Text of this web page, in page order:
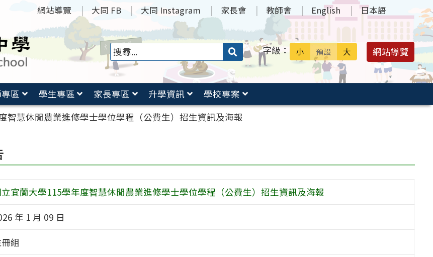
網站導覽 大同 FB 大同 Instagram 家長會 教師會 English 日本語
搜
送出 字級： 小 預設 大 網站導覽
區 學生專區 家長專區 升學資訊
學校專案
智慧休閒農業進修學士學位學程（公費生）招生資訊及海報
宜蘭大學115學年度智慧休閒農業進修學士學位學程（公費生）招生資訊及海報
年 1 月 09 日
組